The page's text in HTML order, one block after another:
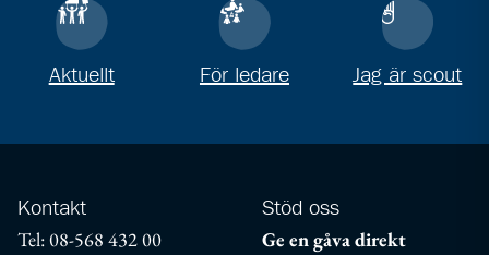
Aktuellt För ledare Jag är scout
Kontakt
Tel: 08-568 432 00
Stöd oss
Ge en gåva direkt